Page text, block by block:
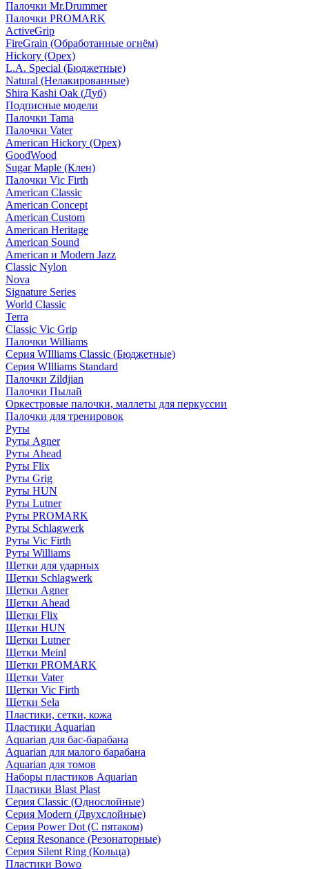
Палочки Mr.Drummer
Палочки PROMARK
ActiveGrip
FireGrain (Обработанные огнём)
Hickory (Орех)
L.A. Special (Бюджетные)
Natural (Нелакированные)
Shira Kashi Oak (Дуб)
Подписные модели
Палочки Tama
Палочки Vater
American Hickory (Орех)
GoodWood
Sugar Maple (Клен)
Палочки Vic Firth
American Classic
American Concept
American Custom
American Heritage
American Sound
American и Modern Jazz
Classic Nylon
Nova
Signature Series
World Classic
Terra
Classic Vic Grip
Палочки Williams
Серия WIlliams Classic (Бюджетные)
Серия WIlliams Standard
Палочки Zildjian
Палочки Пылай
Оркестровые палочки, маллеты для перкуссии
Палочки для тренировок
Руты
Руты Agner
Руты Ahead
Руты Flix
Руты Grig
Руты HUN
Руты Lutner
Руты PROMARK
Руты Schlagwerk
Руты Vic Firth
Руты Williams
Щетки для ударных
Щетки Schlagwerk
Щетки Agner
Щетки Ahead
Щетки Flix
Щетки HUN
Щетки Lutner
Щетки Meinl
Щетки PROMARK
Щетки Vater
Щетки Vic Firth
Щетки Sela
Пластики, сетки, кожа
Пластики Aquarian
Aquarian для бас-барабана
Aquarian для малого барабана
Aquarian для томов
Наборы пластиков Aquarian
Пластики Blast Plast
Серия Classic (Однослойные)
Серия Modern (Двухслойные)
Серия Power Dot (С пятаком)
Серия Resonance (Резонаторные)
Серия Silent Ring (Кольца)
Пластики Bowo